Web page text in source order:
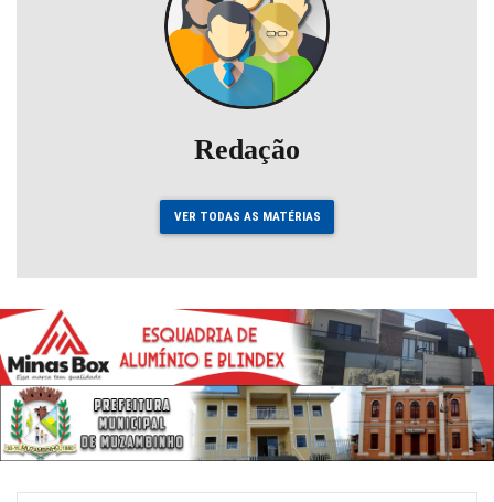
Redação
VER TODAS AS MATÉRIAS